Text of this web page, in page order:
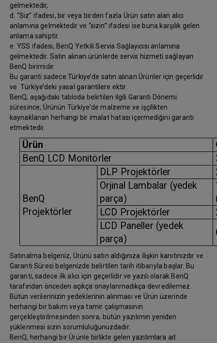
gelmektedir,
d. “Siz” ifadesi, bir veya birden fazla Ürün satın alan alıcı
anlamına gelmektedir ve “sizin” ifadesi ise buna karşılık gelen
anlama sahiptir.
e. YSS ifadesi, BenQ Yetkili Servis Sağlayıcısı anlamına
gelmektedir. Satın alınan ürünlerde servis hizmeti sağlayan
BenQ birimidir.
Bu garanti sadece Türkiye’de satın alınan Ürünler için geçerlidir
ve Türkiye’deki yasal garantilere ektir.
BenQ, aşağıdaki tabloda belirtilen ilgili Garanti Dönemi
süresince, Ürünün Türkiye’de malzeme ve işçilikten
kaynaklanan herhangi bir imalat hatası içermediğini garanti
etmektedir.
Ürün
BenQ LCD Monitörler
BenQ
Projektörler
DLP Projektörler
Orjinal Lambalar (yedek
parça)
LCD Projektörler
LCD Paneller (yedek
parça)
Satınalma belgeniz, Ürünü satın aldığınıza ilişkin kanıtınızdır ve
Garanti Süresi belgenizde belirtilen tarih itibarıyla başlar. Bu
garanti, sadece ilk alıcı için geçerlidir ve yazılı olarak BenQ
tarafından önceden açıkça onaylanmadıkça devredilemez.
Bütün verilerinizin yedeklerinin alınması ve Ürün üzerinde
herhangi bir bakım veya tamir çalışmasının
gerçekleştirilmesinden sonra, bütün yazılımın yeniden
yüklenmesi sizin sorumluluğunuzdadır.
BenQ, herhangi bir Ürünle birlikte gelen yazılımlara ait